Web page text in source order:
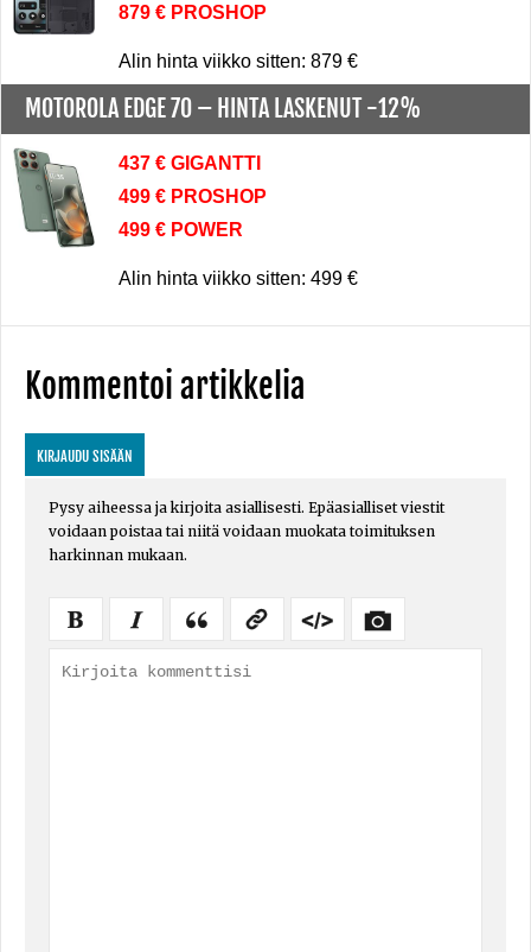
879 € PROSHOP
Alin hinta viikko sitten: 879 €
MOTOROLA EDGE 70 – HINTA LASKENUT -12%
437 € GIGANTTI
499 € PROSHOP
499 € POWER
Alin hinta viikko sitten: 499 €
Kommentoi artikkelia
KIRJAUDU SISÄÄN
Pysy aiheessa ja kirjoita asiallisesti. Epäasialliset viestit
voidaan poistaa tai niitä voidaan muokata toimituksen
harkinnan mukaan.